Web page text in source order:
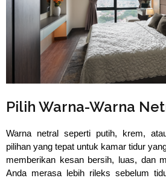
Pilih Warna-Warna
Warna netral seperti putih, krem,
pilihan yang tepat untuk kamar tidur
memberikan kesan bersih, luas, dan
Anda merasa lebih rileks sebelum